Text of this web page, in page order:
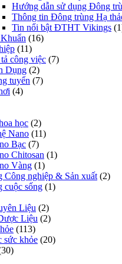
Hướng dẫn sử dụng Đông
Thông tin Đông trùng Hạ
Tin nổi bật ĐTHT Vikings
(16)
(11)
công việc (7)
Dụng (2)
tuyển (7)
(4)
học (2)
Nano (11)
Bạc (7)
Chitosan (1)
Vàng (1)
Công nghiệp & Sản xuất (2)
cuộc sống (1)
Liệu (2)
Liệu (2)
(113)
sức khỏe (20)